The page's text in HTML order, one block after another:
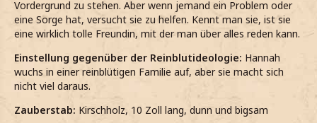
Vordergrund zu stehen. Aber wenn jemand ein Problem oder
eine Sorge hat, versucht sie zu helfen. Kennt man sie, ist sie
eine wirklich tolle Freundin, mit der man über alles reden kann.
Einstellung gegenüber der Reinblutideologie: Hannah
wuchs in einer reinblütigen Familie auf, aber sie macht sich
nicht viel daraus.
Zauberstab: Kirschholz, 10 Zoll lang, dunn und bigsam